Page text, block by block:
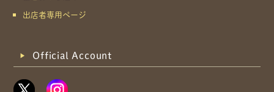
出店者専用ページ
Official Account